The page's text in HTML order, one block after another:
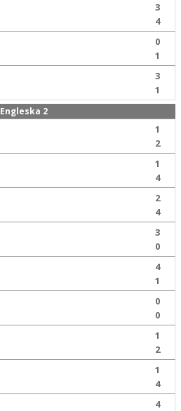
3
4
0
1
3
1
Engleska 2
1
2
1
4
2
4
3
0
4
1
0
0
1
2
1
4
4